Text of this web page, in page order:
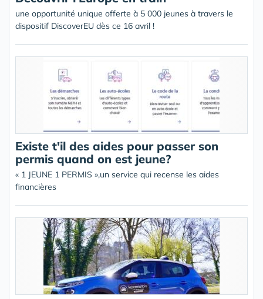
une opportunité unique offerte à 5 000 jeunes à travers le
dispositif DiscoverEU dès ce 16 avril !
Existe t'il des aides pour passer son
permis quand on est jeune?
« 1 JEUNE 1 PERMIS »,un service qui recense les aides
financières